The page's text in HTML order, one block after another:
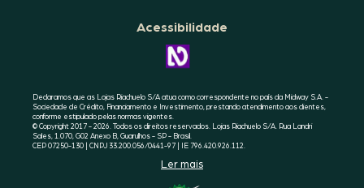
GOOGLE
Acessibilidade
CONHEÇA
A
Declaramos que as Lojas Riachuelo S/A atua como correspondente no país da Midway S.A. -
Sociedade de Crédito, Financiamento e Investimento, prestando atendimento aos clientes,
conforme estipulado pelas normas vigentes.
© Copyright 2017 - 2026. Todos os direitos reservados. Lojas Riachuelo S/A. Rua Landri
Sales, 1.070, G02 Anexo B, Guarulhos - SP - Brasil.
CEP 07250-130 | CNPJ 33.200.056/0441-97 | IE 796.420.926.112.
Ler mais